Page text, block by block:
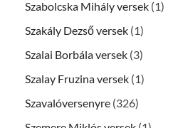
Szabolcska Mihály versek (1)
Szakály Dezső versek (1)
Szalai Borbála versek (3)
Szalay Fruzina versek (1)
Szavalóversenyre (326)